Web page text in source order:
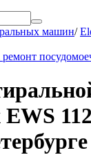
машин/